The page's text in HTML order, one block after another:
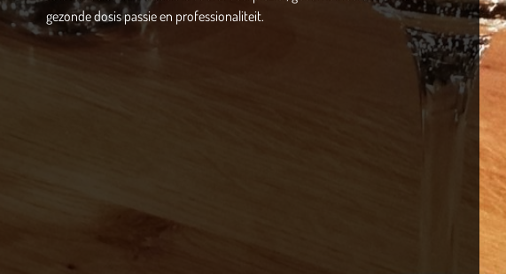
gezonde dosis passie en professionaliteit.